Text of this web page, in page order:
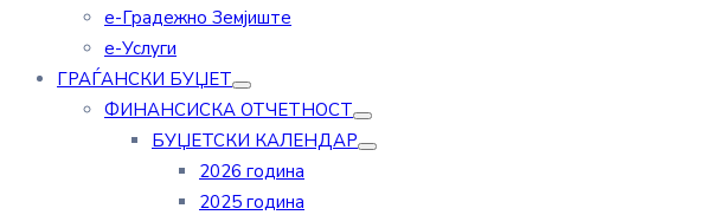
е-Градежно Земјиште
е-Услуги
ГРАЃАНСКИ БУЏЕТ
ФИНАНСИСКА ОТЧЕТНОСТ
БУЏЕТСКИ КАЛЕНДАР
2026 година
2025 година